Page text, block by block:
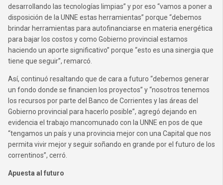
desarrollando las tecnologías limpias” y por eso “vamos a poner a
disposición de la UNNE estas herramientas” porque “debemos
brindar herramientas para autofinanciarse en materia energética
para bajar los costos y como Gobierno provincial estamos
haciendo un aporte significativo” porque “esto es una sinergia que
tiene que seguir”, remarcó.
Así, continuó resaltando que de cara a futuro “debemos generar
un fondo donde se financien los proyectos” y “nosotros tenemos
los recursos por parte del Banco de Corrientes y las áreas del
Gobierno provincial para hacerlo posible”, agregó dejando en
evidencia el trabajo mancomunado con la UNNE en pos de que
“tengamos un país y una provincia mejor con una Capital que nos
permita vivir mejor y seguir soñando en grande por el futuro de los
correntinos”, cerró.
Apuesta al futuro